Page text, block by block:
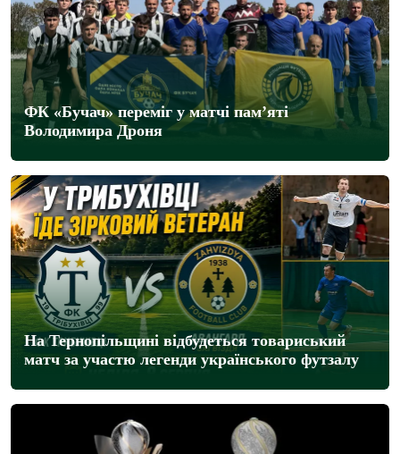
ФК «Бучач» переміг у матчі пам’яті
Володимира Дроня
На Тернопільщині відбудеться товариський
матч за участю легенди українського футзалу